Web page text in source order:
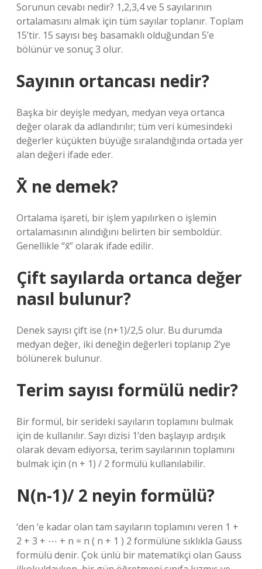
Sorunun cevabı nedir? 1,2,3,4 ve 5 sayılarının
ortalamasını almak için tüm sayılar toplanır. Toplam
15’tir. 15 sayısı beş basamaklı olduğundan 5’e
bölünür ve sonuç 3 olur.
Sayının ortancası nedir?
Başka bir deyişle medyan, medyan veya ortanca
değer olarak da adlandırılır; tüm veri kümesindeki
değerler küçükten büyüğe sıralandığında ortada yer
alan değeri ifade eder.
X̄ ne demek?
Ortalama işareti, bir işlem yapılırken o işlemin
ortalamasının alındığını belirten bir semboldür.
Genellikle “x̄” olarak ifade edilir.
Çift sayılarda ortanca değer
nasıl bulunur?
Denek sayısı çift ise (n+1)/2,5 olur. Bu durumda
medyan değer, iki deneğin değerleri toplanıp 2’ye
bölünerek bulunur.
Terim sayısı formülü nedir?
Bir formül, bir serideki sayıların toplamını bulmak
için de kullanılır. Sayı dizisi 1’den başlayıp ardışık
olarak devam ediyorsa, terim sayılarının toplamını
bulmak için (n + 1) / 2 formülü kullanılabilir.
N(n-1)/ 2 neyin formülü?
‘den ‘e kadar olan tam sayıların toplamını veren 1 +
2 + 3 + ⋯ + n = n ( n + 1 ) 2 formülüne sıklıkla Gauss
formülü denir. Çok ünlü bir matematikçi olan Gauss